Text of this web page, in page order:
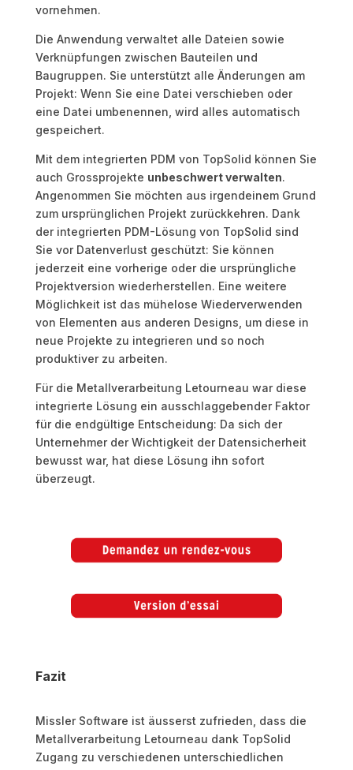
vornehmen.
Die Anwendung verwaltet alle Dateien sowie
Verknüpfungen zwischen Bauteilen und
Baugruppen. Sie unterstützt alle Änderungen am
Projekt: Wenn Sie eine Datei verschieben oder
eine Datei umbenennen, wird alles automatisch
gespeichert.
Mit dem integrierten PDM von TopSolid können Sie
auch Grossprojekte unbeschwert verwalten.
Angenommen Sie möchten aus irgendeinem Grund
zum ursprünglichen Projekt zurückkehren. Dank
der integrierten PDM-Lösung von TopSolid sind
Sie vor Datenverlust geschützt: Sie können
jederzeit eine vorherige oder die ursprüngliche
Projektversion wiederherstellen. Eine weitere
Möglichkeit ist das mühelose Wiederverwenden
von Elementen aus anderen Designs, um diese in
neue Projekte zu integrieren und so noch
produktiver zu arbeiten.
Für die Metallverarbeitung Letourneau war diese
integrierte Lösung ein ausschlaggebender Faktor
für die endgültige Entscheidung: Da sich der
Unternehmer der Wichtigkeit der Datensicherheit
bewusst war, hat diese Lösung ihn sofort
überzeugt.
Fazit
Missler Software ist äusserst zufrieden, dass die
Metallverarbeitung Letourneau dank TopSolid
Zugang zu verschiedenen unterschiedlichen